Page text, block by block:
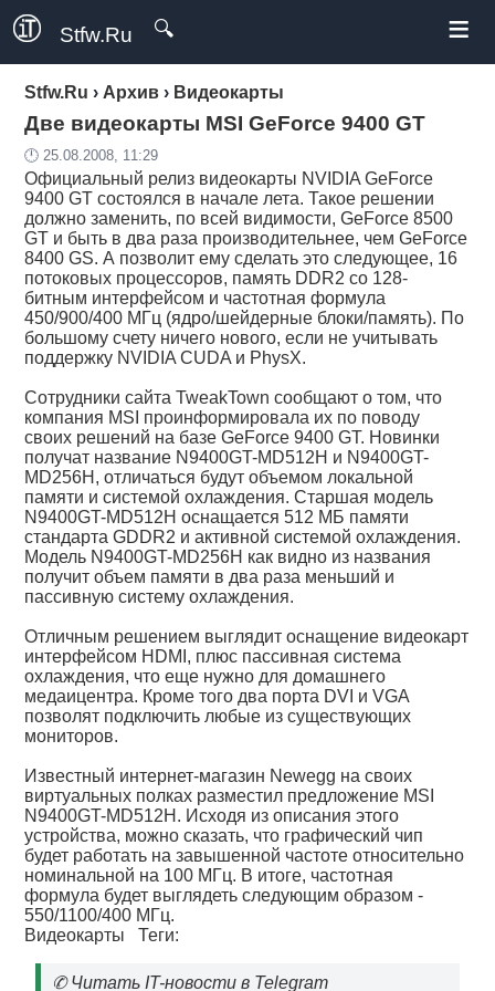
Stfw.Ru 🔍 ≡
Stfw.Ru › Архив › Видеокарты
Две видеокарты MSI GeForce 9400 GT
🕛 25.08.2008, 11:29
Официальный релиз видеокарты NVIDIA GeForce
9400 GT состоялся в начале лета. Такое решении
должно заменить, по всей видимости, GeForce 8500
GT и быть в два раза производительнее, чем GeForce
8400 GS. А позволит ему сделать это следующее, 16
потоковых процессоров, память DDR2 со 128-
битным интерфейсом и частотная формула
450/900/400 МГц (ядро/шейдерные блоки/память). По
большому счету ничего нового, если не учитывать
поддержку NVIDIA CUDA и PhysX.
Сотрудники сайта TweakTown сообщают о том, что
компания MSI проинформировала их по поводу
своих решений на базе GeForce 9400 GT. Новинки
получат название N9400GT-MD512H и N9400GT-
MD256H, отличаться будут объемом локальной
памяти и системой охлаждения. Старшая модель
N9400GT-MD512H оснащается 512 МБ памяти
стандарта GDDR2 и активной системой охлаждения.
Модель N9400GT-MD256H как видно из названия
получит объем памяти в два раза меньший и
пассивную систему охлаждения.
Отличным решением выглядит оснащение видеокарт
интерфейсом HDMI, плюс пассивная система
охлаждения, что еще нужно для домашнего
медаицентра. Кроме того два порта DVI и VGA
позволят подключить любые из существующих
мониторов.
Известный интернет-магазин Newegg на своих
виртуальных полках разместил предложение MSI
N9400GT-MD512H. Исходя из описания этого
устройства, можно сказать, что графический чип
будет работать на завышенной частоте относительно
номинальной на 100 МГц. В итоге, частотная
формула будет выглядеть следующим образом -
550/1100/400 МГц.
Видеокарты Теги:
✆Читать IT-новости в Telegram